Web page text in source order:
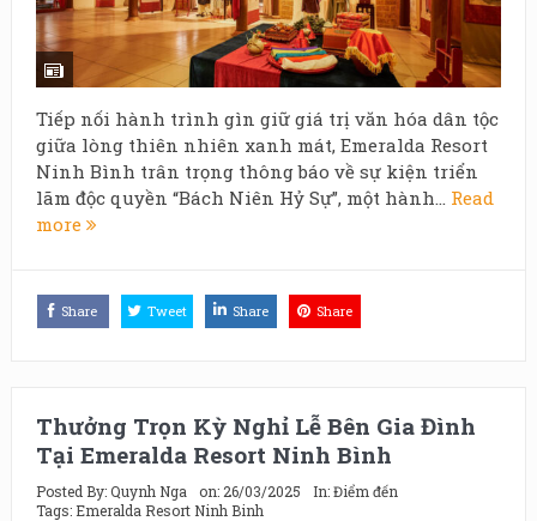
Tiếp nối hành trình gìn giữ giá trị văn hóa dân tộc
giữa lòng thiên nhiên xanh mát, Emeralda Resort
Ninh Bình trân trọng thông báo về sự kiện triển
lãm độc quyền “Bách Niên Hỷ Sự”, một hành... Read
more
Share Tweet Share Share
Thưởng Trọn Kỳ Nghỉ Lễ Bên Gia Đình
Tại Emeralda Resort Ninh Bình
Posted By:Quynh Nga on: 26/03/2025 In:Điểm đến
Tags: Emeralda Resort Ninh Binh